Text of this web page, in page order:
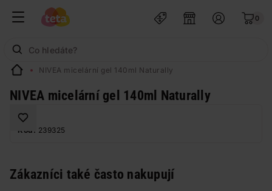
0
NIVEA micelární gel 140ml Naturally
NIVEA micelární gel 140ml Naturally
Kód: 239325
Zákazníci také často nakupují